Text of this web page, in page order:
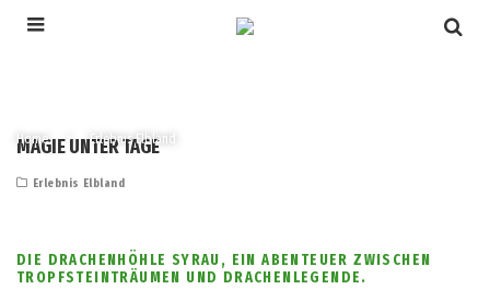
Home Erlebnis Elbland
MAGIE UNTER TAGE
Erlebnis Elbland
DIE DRACHENHÖHLE SYRAU, EIN ABENTEUER ZWISCHEN
TROPFSTEINTRÄUMEN UND DRACHENLEGENDE.